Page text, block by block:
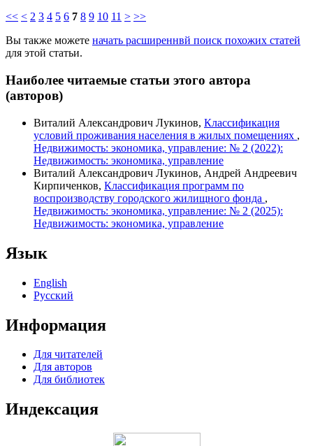
<< < 2 3 4 5 6 7 8 9 10 11 > >>
Вы также можете начать расширеннвй поиск похожих статей
для этой статьи.
Наиболее читаемые статьи этого автора
(авторов)
Виталий Александрович Лукинов, Классификация
условий проживания населения в жилых помещениях ,
Недвижимость: экономика, управление: № 2 (2022):
Недвижимость: экономика, управление
Виталий Александрович Лукинов, Андрей Андреевич
Кирпиченков, Классификация программ по
воспроизводству городского жилищного фонда ,
Недвижимость: экономика, управление: № 2 (2025):
Недвижимость: экономика, управление
Язык
English
Русский
Информация
Для читателей
Для авторов
Для библиотек
Индексация